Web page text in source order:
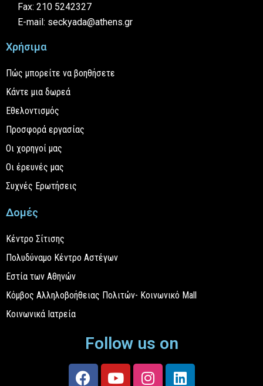
Fax: 210 5242327
E-mail: seckyada@athens.gr
Χρήσιμα
Πώς μπορείτε να βοηθήσετε
Κάντε μια δωρεά
Εθελοντισμός
Προσφορά εργασίας
Οι χορηγοί μας
Οι έρευνές μας
Συχνές Ερωτήσεις
Δομές
Κέντρο Σίτισης
Πολυδύναμο Κέντρο Αστέγων
Εστία των Αθηνών
Κόμβος Αλληλοβοήθειας Πολιτών- Κοινωνικό Mall
Κοινωνικά Ιατρεία
Follow us on